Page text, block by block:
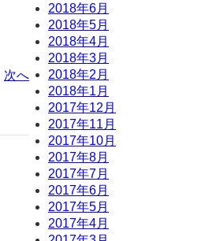
次へ
2018年6月
2018年5月
2018年4月
2018年3月
2018年2月
2018年1月
2017年12月
2017年11月
2017年10月
2017年8月
2017年7月
2017年6月
2017年5月
2017年4月